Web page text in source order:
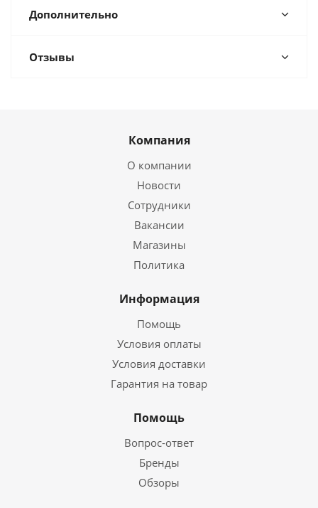
Дополнительно
Отзывы
Компания
О компании
Новости
Сотрудники
Вакансии
Магазины
Политика
Информация
Помощь
Условия оплаты
Условия доставки
Гарантия на товар
Помощь
Вопрос-ответ
Бренды
Обзоры